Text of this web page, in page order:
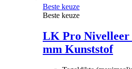
Beste keuze
Beste keuze
LK Pro Nivelleer
mm Kunststof